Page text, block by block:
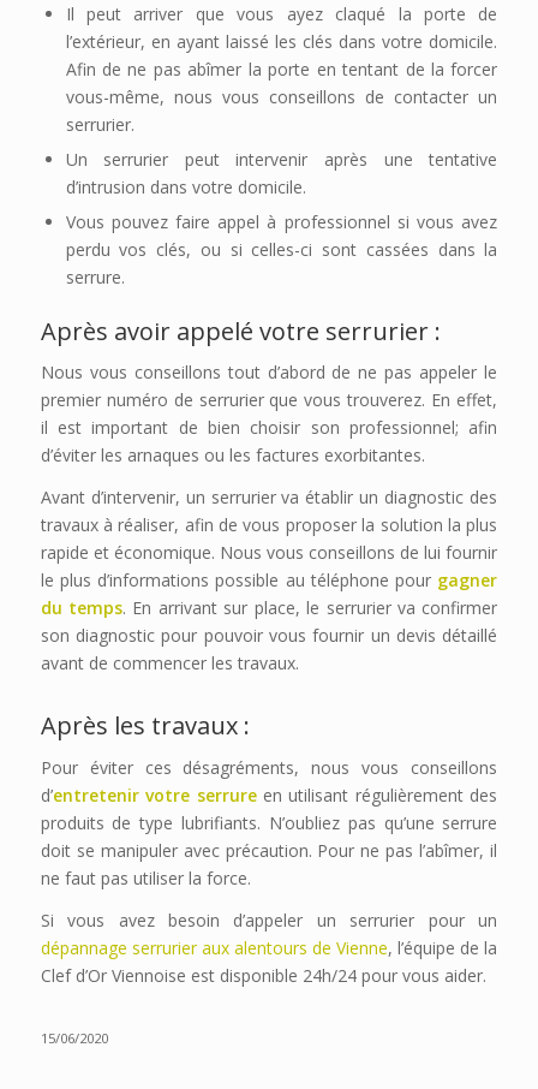
Il peut arriver que vous ayez claqué la porte de
l’extérieur, en ayant laissé les clés dans votre domicile.
Afin de ne pas abîmer la porte en tentant de la forcer
vous-même, nous vous conseillons de contacter un
serrurier.
Un serrurier peut intervenir après une tentative
d’intrusion dans votre domicile.
Vous pouvez faire appel à professionnel si vous avez
perdu vos clés, ou si celles-ci sont cassées dans la
serrure.
Après avoir appelé votre serrurier :
Nous vous conseillons tout d’abord de ne pas appeler le
premier numéro de serrurier que vous trouverez. En effet,
il est important de bien choisir son professionnel; afin
d’éviter les arnaques ou les factures exorbitantes.
Avant d’intervenir, un serrurier va établir un diagnostic des
travaux à réaliser, afin de vous proposer la solution la plus
rapide et économique. Nous vous conseillons de lui fournir
le plus d’informations possible au téléphone pour gagner
du temps. En arrivant sur place, le serrurier va confirmer
son diagnostic pour pouvoir vous fournir un devis détaillé
avant de commencer les travaux.
Après les travaux :
Pour éviter ces désagréments, nous vous conseillons
d’entretenir votre serrureen utilisant régulièrement des
produits de type lubrifiants. N’oubliez pas qu’une serrure
doit se manipuler avec précaution. Pour ne pas l’abîmer, il
ne faut pas utiliser la force.
Si vous avez besoin d’appeler un serrurier pour un
dépannage serrurier aux alentours de Vienne, l’équipe de la
Clef d’Or Viennoise est disponible 24h/24 pour vous aider.
15/06/2020